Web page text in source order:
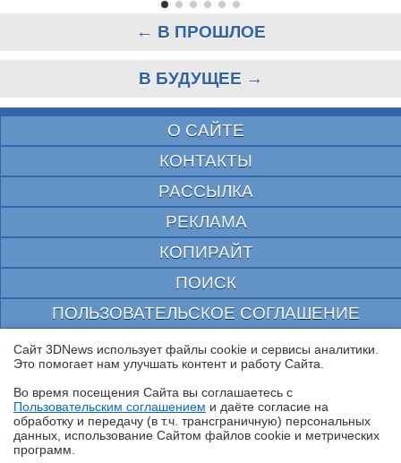
← В ПРОШЛОЕ
В БУДУЩЕЕ →
О САЙТЕ
КОНТАКТЫ
РАССЫЛКА
РЕКЛАМА
КОПИРАЙТ
ПОИСК
ПОЛЬЗОВАТЕЛЬСКОЕ СОГЛАШЕНИЕ
ЗАЩИЩЕНО CURATOR
© 1997—2026 Электронное периодическое издание "3ДНьюс" | Свидетельство о
выдано Федеральной Службой по надзору за соблюдением законодательства в сфере
массовых коммуникаций и охране культурного наследия
При цитировании документа ссылка на сайт с указанием автора обязательна. Полное
заимствование документа является нарушением
российского и международного законодательства и возможно только с согласия
Сайт 3DNews использует файлы cookie и сервисы аналитики.
Это помогает нам улучшать контент и работу Cайта.
Во время посещения Cайта вы соглашаетесь с
Пользовательским соглашением и даёте согласие на
обработку и передачу (в т.ч. трансграничную) персональных
данных, использование Cайтом файлов cookie и метрических
программ.